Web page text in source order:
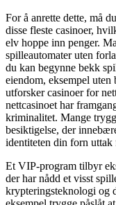
For å anrette dette, må
disse fleste casinoer,
elv hoppe inn penger.
spilleautomater uten
du kan begynne bekk
eiendom, eksempel
utforsker casinoer for
nettcasinoet har
kriminalitet. Mange
besiktigelse, der
identiteten din forn
Et VIP-program tilbyr
der har nådd et visst
krypteringsteknologi og